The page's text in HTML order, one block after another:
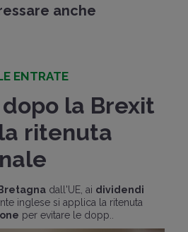
anche
ENTRATE
la Brexit
ritenuta
dall'UE, ai dividendi
inglese si applica la ritenuta
per evitare le dopp..